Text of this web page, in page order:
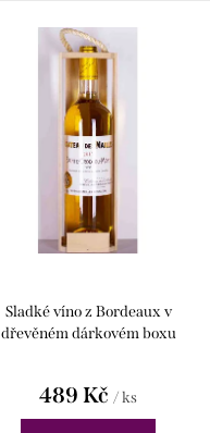
Sladké víno z Bordeaux v
dřevěném dárkovém boxu
489 Kč / ks